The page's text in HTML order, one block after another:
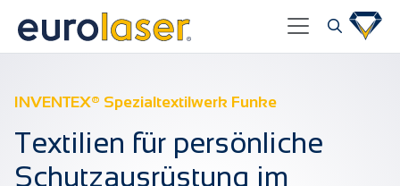
INVENTEX® Spezialtextilwerk Funke
Textilien für persönliche
Schutzausrüstung im